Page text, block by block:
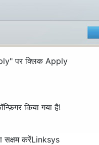
" पर क्लिक Apply
किया गया है!
सक्षम करेंLinksys